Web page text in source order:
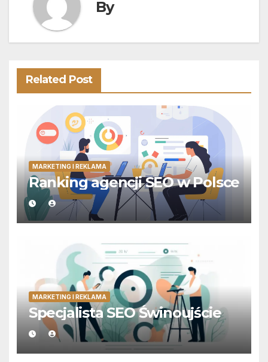
By
Related Post
MARKETING I REKLAMA
Ranking agencji SEO w Polsce
MARKETING I REKLAMA
Specjalista SEO Świnoujście